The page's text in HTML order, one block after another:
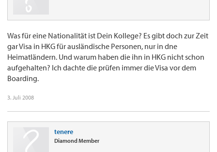
Was für eine Nationalität ist Dein Kollege? Es gibt doch zur Zeit
gar Visa in HKG für ausländische Personen, nur in dne
Heimatländern. Und warum haben die ihn in HKG nicht schon
aufgehalten? Ich dachte die prüfen immer die Visa vor dem
Boarding.
3. Juli 2008
tenere
Diamond Member